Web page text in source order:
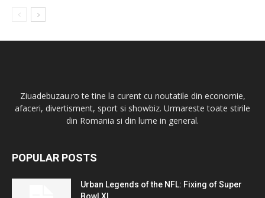
Ziuadebuzau.ro te tine la curent cu noutatile din economie,
afaceri, divertisment, sport si showbiz. Urmareste toate stirile
din Romania si din lume in general.
POPULAR POSTS
Urban Legends of the NFL: Fixing of Super